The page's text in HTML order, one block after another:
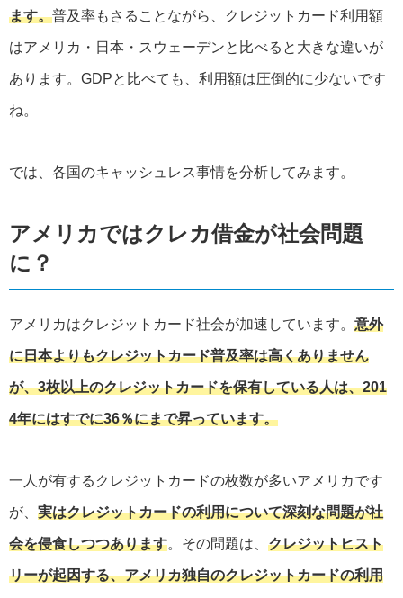
ます。普及率もさることながら、クレジットカード利用額
はアメリカ・日本・スウェーデンと比べると大きな違いが
あります。GDPと比べても、利用額は圧倒的に少ないです
ね。
では、各国のキャッシュレス事情を分析してみます。
アメリカではクレカ借金が社会問題
に？
アメリカはクレジットカード社会が加速しています。 意外
に日本よりもクレジットカード普及率は高くありません
が、3枚以上のクレジットカードを保有している人は、201
4年にはすでに36％にまで昇っています。
一人が有するクレジットカードの枚数が多いアメリカです
が、 実はクレジットカードの利用について深刻な問題が社
会を侵食しつつあります。その問題は、 クレジットヒスト
リーが起因する、アメリカ独自のクレジットカードの利用